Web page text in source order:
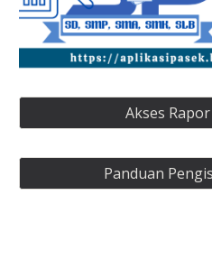
Akses
Panduan